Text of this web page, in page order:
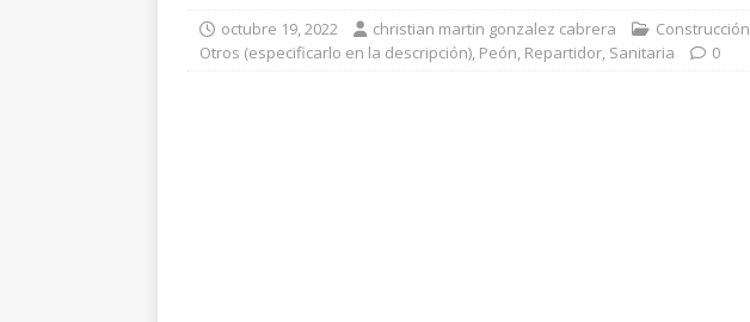
octubre 19, 2022 christian martin gonzalez cabrera Construcción
Otros (especificarlo en la descripción), Peón, Repartidor, Sanitaria 0